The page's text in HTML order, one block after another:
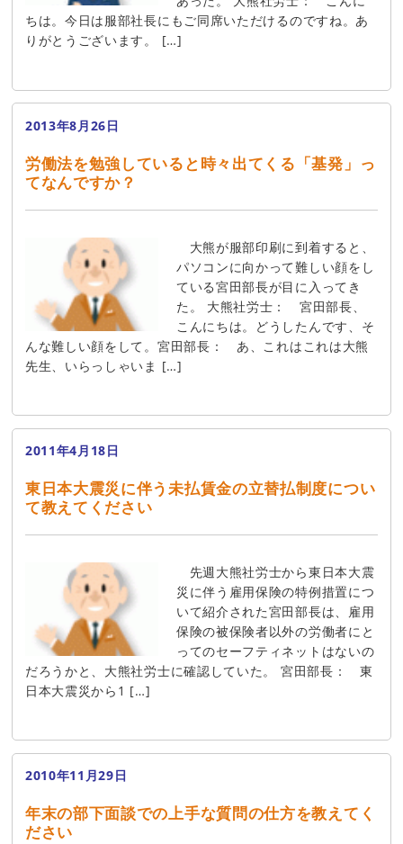
ちは。今日は服部社長にもご同席いただけるのですね。あ
りがとうございます。 […]
2013年8月26日
労働法を勉強していると時々出てくる「基発」っ
てなんですか？
大熊が服部印刷に到着すると、
パソコンに向かって難しい顔をし
ている宮田部長が目に入ってき
た。 大熊社労士： 宮田部長、
こんにちは。どうしたんです、そ
んな難しい顔をして。宮田部長： あ、これはこれは大熊
先生、いらっしゃいま […]
2011年4月18日
東日本大震災に伴う未払賃金の立替払制度につい
て教えてください
先週大熊社労士から東日本大震
災に伴う雇用保険の特例措置につ
いて紹介された宮田部長は、雇用
保険の被保険者以外の労働者にと
ってのセーフティネットはないの
だろうかと、大熊社労士に確認していた。 宮田部長： 東
日本大震災から1 […]
2010年11月29日
年末の部下面談での上手な質問の仕方を教えてく
ださい